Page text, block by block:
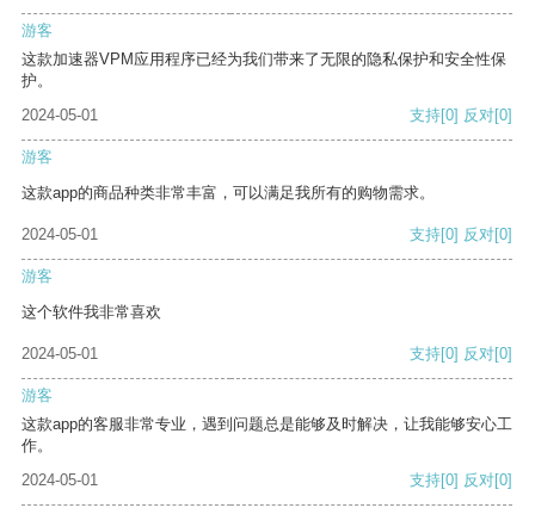
游客
这款加速器VPM应用程序已经为我们带来了无限的隐私保护和安全性保
护。
2024-05-01
支持[0] 反对[0]
游客
这款app的商品种类非常丰富，可以满足我所有的购物需求。
2024-05-01 支持[0] 反对[0]
游客
这个软件我非常喜欢
2024-05-01 支持[0] 反对[0]
游客
这款app的客服非常专业，遇到问题总是能够及时解决，让我能够安心工
作。
2024-05-01
支持[0] 反对[0]